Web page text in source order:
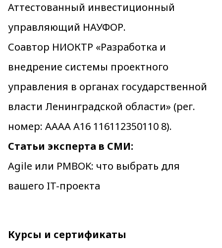
Аттестованный инвестиционный
управляющий НАУФОР.
Соавтор НИОКТР «Разработка и
внедрение системы проектного
управления в органах государственной
власти Ленинградской области» (рег.
номер: АААА А16 116112350110 8).
Статьи эксперта в СМИ:
Agile или PMBOK: что выбрать для
вашего IT-проекта
Курсы и сертификаты